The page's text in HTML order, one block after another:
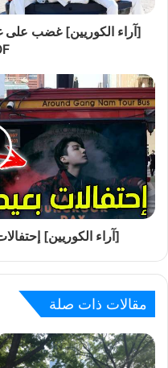
[آراء الكوريين] إحتفالات
مقالات ذات صلة